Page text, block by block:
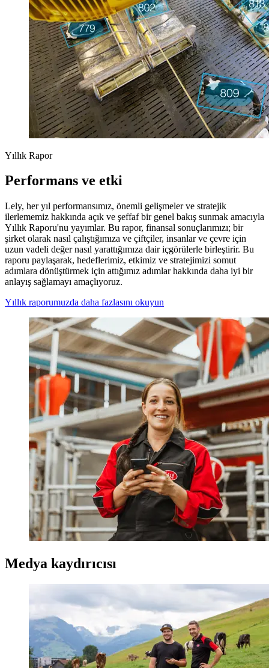
Yıllık Rapor
Performans ve etki
Lely, her yıl performansımız, önemli gelişmeler ve stratejik
ilerlememiz hakkında açık ve şeffaf bir genel bakış sunmak amacıyla
Yıllık Raporu'nu yayımlar. Bu rapor, finansal sonuçlarımızı; bir
şirket olarak nasıl çalıştığımıza ve çiftçiler, insanlar ve çevre için
uzun vadeli değer nasıl yarattığımıza dair içgörülerle birleştirir. Bu
raporu paylaşarak, hedeflerimiz, etkimiz ve stratejimizi somut
adımlara dönüştürmek için attığımız adımlar hakkında daha iyi bir
anlayış sağlamayı amaçlıyoruz.
Yıllık raporumuzda daha fazlasını okuyun
Medya kaydırıcısı